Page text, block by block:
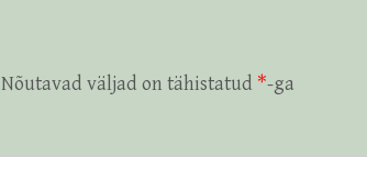
Nõutavad väljad on tähistatud *-ga